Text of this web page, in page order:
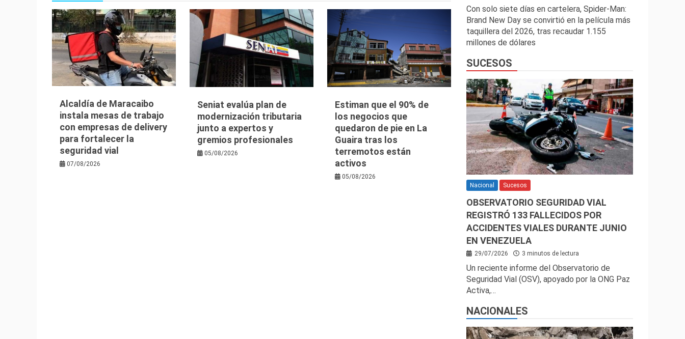
Alcaldía de Maracaibo
instala mesas de trabajo
con empresas de delivery
para fortalecer la
seguridad vial
07/08/2026
Seniat evalúa plan de
modernización tributaria
junto a expertos y
gremios profesionales
05/08/2026
Estiman que el 90% de
los negocios que
quedaron de pie en La
Guaira tras los
terremotos están
activos
05/08/2026
Con solo siete días en cartelera, Spider-Man:
Brand New Day se convirtió en la película más
taquillera del 2026, tras recaudar 1.155
millones de dólares
SUCESOS
Nacional Sucesos
OBSERVATORIO SEGURIDAD VIAL
REGISTRÓ 133 FALLECIDOS POR
ACCIDENTES VIALES DURANTE JUNIO
EN VENEZUELA
29/07/2026 3 minutos de lectura
Un reciente informe del Observatorio de
Seguridad Vial (OSV), apoyado por la ONG Paz
Activa,…
NACIONALES